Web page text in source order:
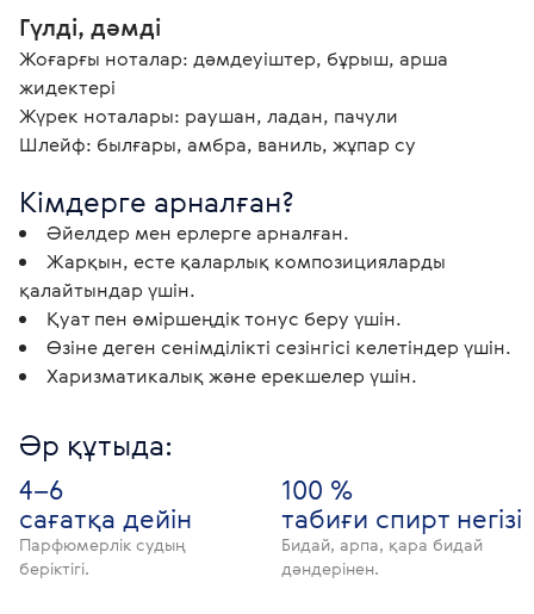
Гүлді, дәмді
Жоғарғы ноталар: дәмдеуіштер, бұрыш, арша
жидектері
Жүрек ноталары: раушан, ладан, пачули
Шлейф: былғары, амбра, ваниль, жұпар су
Әйелдер мен ерлерге арналған.
Жарқын, есте қаларлық композицияларды
қалайтындар үшін.
Қуат пен өміршеңдік тонус беру үшін.
Өзіне деген сенімділікті сезінгісі келетіндер үшін.
Харизматикалық және ерекшелер үшін.
Әр құтыда:
4–6
сағатқа дейін
Парфюмерлік судың
беріктігі.
100 %
табиғи спирт негізі
Бидай, арпа, қара бидай
дәндерінен.